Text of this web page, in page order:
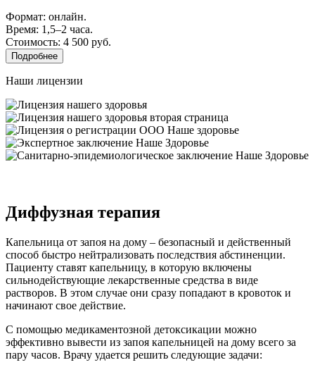
Формат: онлайн.
Время: 1,5–2 часа.
Стоимость: 4 500 руб.
Подробнее
Наши лицензии
Диффузная терапия
Капельница от запоя на дому – безопасный и действенный
способ быстро нейтрализовать последствия абстиненции.
Пациенту ставят капельницу, в которую включены
сильнодействующие лекарственные средства в виде
растворов. В этом случае они сразу попадают в кровоток и
начинают свое действие.
С помощью медикаментозной детоксикации можно
эффективно вывести из запоя капельницей на дому всего за
пару часов. Врачу удается решить следующие задачи: